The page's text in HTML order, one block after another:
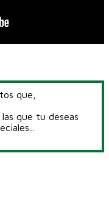
que,
que tu deseas